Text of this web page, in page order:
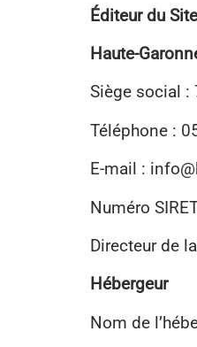
Éditeur du Site
Haute-
Siège social :
Téléphone :
E-mail :
Numéro
Directeur de
Hébergeur
Nom de